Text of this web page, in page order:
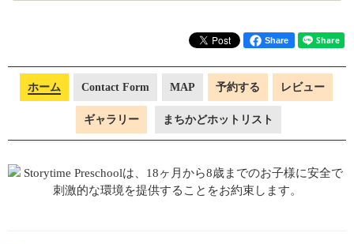
Share
ホーム Contact Form MAP 予約する レビュー
ギャラリー まちかどホットリスト